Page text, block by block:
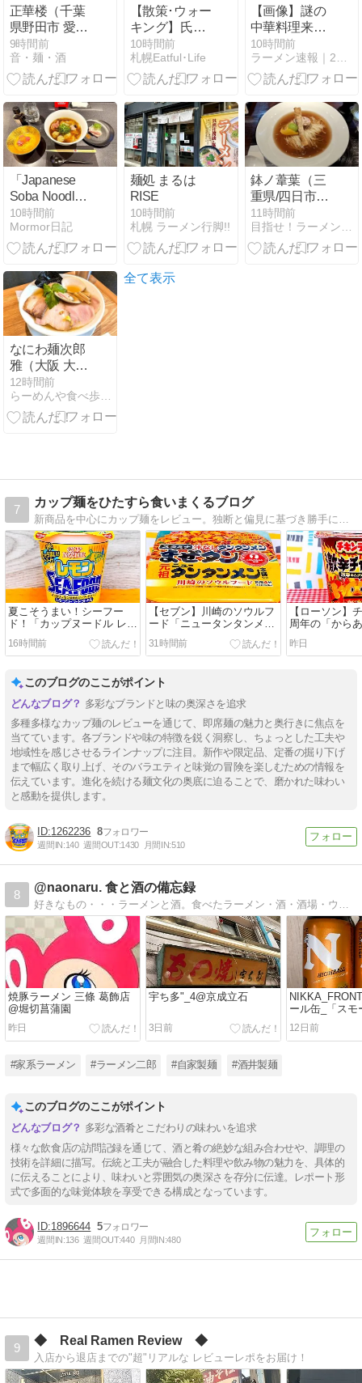
正華楼（千葉
県野田市 愛宕
駅）五目冷し
中華＋小五目
炒飯＋焼餃子
クアウト
9時間前
音・麺・酒
【散策･ウォー
キング】氏神
参拝～夏モフ
との遭遇
10時間前
札幌Eatful･Life
【画像】謎の
中華料理来た
ったｗｗｗｗ
ｗｗｗ
10時間前
ラーメン速報｜2chまとめブログ
「Japanese
Soba Noodles
蔦」の「醤油
Soba」と「フ
ォアグラトリ
「A5黒毛和牛
SUKIYAKI
TKG」
10時間前
Mormor日記
麺処 まるは
RISE
10時間前
札幌 ラーメン行脚!!
鉢ノ葦葉（三
重県/四日市
市）
11時間前
目指せ！ラーメン全国制覇（らmen's CLUB）
なにわ麺次郎
雅（大阪 大阪
駅）
12時間前
らーめんや食べ歩きや史跡旅やディズニーのブログ
全て表示
7
カップ麺をひたすら食いまくるブログ
新商品を中心にカップ麺をレビュー。独断と偏見に基づき勝手に評価もしています。
夏こそうまい！シーフー
ド！「カップヌードル レモ
ンシーフードヌードル」を
実食レビュー
16時間前
【セブン】川崎のソウルフ
ード「ニュータンタンメ
ン」の汁なし！「元祖ニュ
ータンタンメン本舗監修 ま
31時間前
【ローソン】
周年の「から
コラボ！「チ
激辛チャレン
昨日
このブログのここがポイント
多彩なブランドと味の奥深さを追求
多種多様なカップ麺のレビューを通じて、即席麺の魅力と奥行きに焦点を
当てています。各ブランドや味の特徴を鋭く洞察し、ちょっとした工夫や
地域性を感じさせるラインナップに注目。新作や限定品、定番の掘り下げ
まで幅広く取り上げ、そのバラエティと味覚の冒険を楽しむための情報を
伝えています。進化を続ける麺文化の奥底に迫ることで、磨かれた味わい
と感動を提供します。
1262236 8
週間IN:140 週間OUT:1430 月間IN:510
8
@naonaru. 食と酒の備忘録
焼豚ラーメン 三條 葛飾店
@堀切菖蒲園
昨日
宇ち多"_4@京成立石
3日前
ール缶_「スモ
る、新境地」
12日前
#家系ラーメン #ラーメン二郎 #自家製麺 #酒井製麺
このブログのここがポイント
多彩な酒肴とこだわりの味わいを追求
様々な飲食店の訪問記録を通じて、酒と肴の絶妙な組み合わせや、調理の
技術を詳細に描写。伝統と工夫が融合した料理や飲み物の魅力を、具体的
に伝えることにより、味わいと雰囲気の奥深さを存分に伝達。レポート形
式で多面的な味覚体験を享受できる構成となっています。
1896644 5
週間IN:136 週間OUT:440 月間IN:480
9
◆ Real Ramen Review ◆
入店から退店までの"超"リアルな レビューレポをお届け！